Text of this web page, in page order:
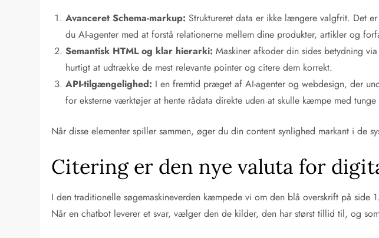
Avanceret Schema-markup: Struktureret data er ikke længere valgfrit. Det
du AI-agenter med at forstå relationerne mellem dine produkter, artikler og
Semantisk HTML og klar hierarki: Maskiner afkoder din sides betydning
hurtigt at udtrække de mest relevante pointer og citere dem korrekt.
API-tilgængelighed: I en fremtid præget af AI-agenter og webdesign, der
for eksterne værktøjer at hente rådata direkte uden at skulle kæmpe med tunge
Når disse elementer spiller sammen, øger du din content synlighed markant i de
Citering er den nye valuta for
I den traditionelle søgemaskineverden kæmpede vi om den blå overskrift på
Når en chatbot leverer et svar, vælger den de kilder, den har størst tillid til, og